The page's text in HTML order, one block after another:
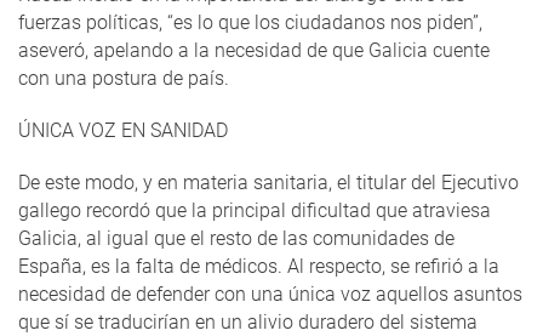
fuerzas políticas, “es lo que los ciudadanos nos piden”,
aseveró, apelando a la necesidad de que Galicia cuente
con una postura de país.
ÚNICA VOZ EN SANIDAD
De este modo, y en materia sanitaria, el titular del Ejecutivo
gallego recordó que la principal dificultad que atraviesa
Galicia, al igual que el resto de las comunidades de
España, es la falta de médicos. Al respecto, se refirió a la
necesidad de defender con una única voz aquellos asuntos
que sí se traducirían en un alivio duradero del sistema